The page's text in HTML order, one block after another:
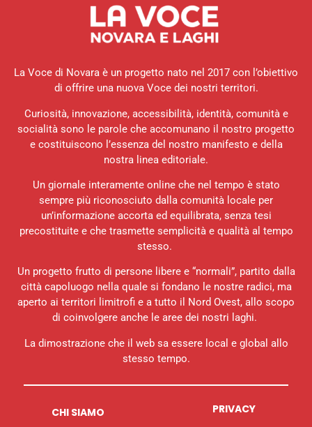
La Voce di Novara è un progetto nato nel 2017 con l’obiettivo
di offrire una nuova Voce dei nostri territori.
Curiosità, innovazione, accessibilità, identità, comunità e
socialità sono le parole che accomunano il nostro progetto
e costituiscono l’essenza del nostro manifesto e della
nostra linea editoriale.
Un giornale interamente online che nel tempo è stato
sempre più riconosciuto dalla comunità locale per
un’informazione accorta ed equilibrata, senza tesi
precostituite e che trasmette semplicità e qualità al tempo
stesso.
Un progetto frutto di persone libere e “normali”, partito dalla
città capoluogo nella quale si fondano le nostre radici, ma
aperto ai territori limitrofi e a tutto il Nord Ovest, allo scopo
di coinvolgere anche le aree dei nostri laghi.
La dimostrazione che il web sa essere local e global allo
stesso tempo.
CHI SIAMO PRIVACY